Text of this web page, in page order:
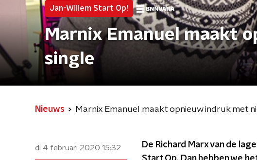
Jan-Willem Start Op!
Marnix Emanuel maakt
single
Nieuws Marnix Emanuel maakt opnieuw indruk met
di 4 februari 2020 15:32
De Richard Marx van de